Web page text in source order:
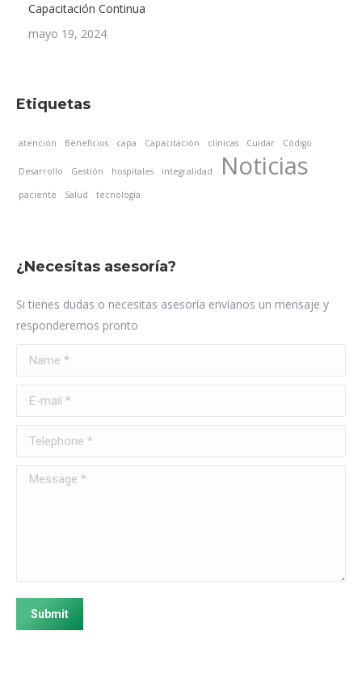
Capacitación Continua
mayo 19, 2024
Etiquetas
atención Beneficios capa Capacitación clínicas Cuidar Código
Desarrollo Gestión hospitales integralidad Noticias
paciente Salud tecnología
¿Necesitas asesoría?
Si tienes dudas o necesitas asesoría envíanos un mensaje y
responderemos pronto
Name *
E-mail *
Telephone *
Message *
Submit